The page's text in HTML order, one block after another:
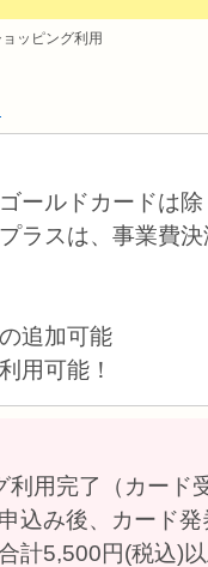
ッピング利用
ールドカードは除
ラスは、事業費
追加可能
用可能！
利用完了（カード
込み後、カード
計5,500円(税込)